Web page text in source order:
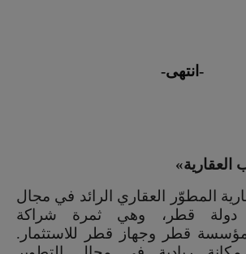
-انتهى-
المطوّر العقاري الرائد في مجال
دولة قطر، وهي ثمرة شراكة
مؤسسة قطر وجهاز قطر للاستثمار.